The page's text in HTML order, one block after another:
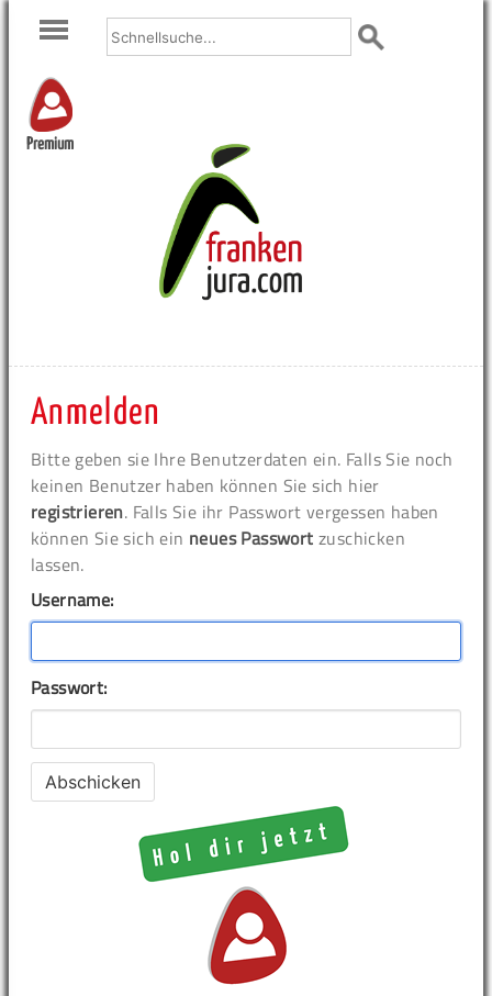
Premium
Anmelden
Bitte geben sie Ihre Benutzerdaten ein. Falls Sie noch
keinen Benutzer haben können Sie sich hier
registrieren. Falls Sie ihr Passwort vergessen haben
können Sie sich ein neues Passwort zuschicken
lassen.
Username:
Passwort: